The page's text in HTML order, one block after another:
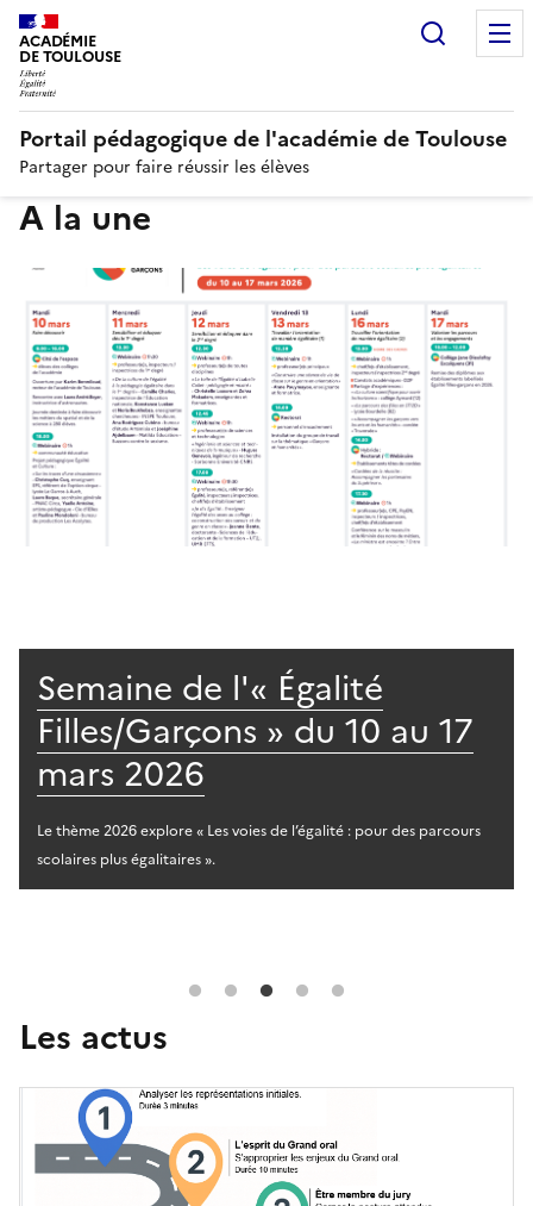
ACADÉMIE
DE TOULOUSE
Portail pédagogique de l'académie de Toulouse
Partager pour faire réussir les élèves
A la une
Semaine de l'« Égalité
Filles/Garçons » du 10 au 17
mars 2026
Le thème 2026 explore « Les voies de l’égalité : pour des parcours
scolaires plus égalitaires ».
Les actus
couverture